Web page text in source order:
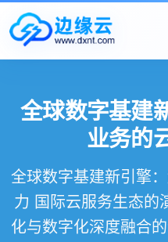
全球数字基建
业务的
全球数字基建新引擎
力 国际云服务生态的
化与数字化深度融合